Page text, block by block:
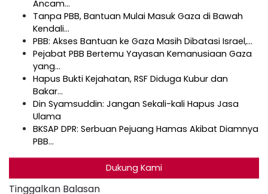
Ancam…
Tanpa PBB, Bantuan Mulai Masuk Gaza di Bawah
Kendali…
PBB: Akses Bantuan ke Gaza Masih Dibatasi Israel,…
Pejabat PBB Bertemu Yayasan Kemanusiaan Gaza
yang…
Hapus Bukti Kejahatan, RSF Diduga Kubur dan
Bakar…
Din Syamsuddin: Jangan Sekali-kali Hapus Jasa
Ulama
BKSAP DPR: Serbuan Pejuang Hamas Akibat Diamnya
PBB…
Dukung Kami
Tinggalkan Balasan